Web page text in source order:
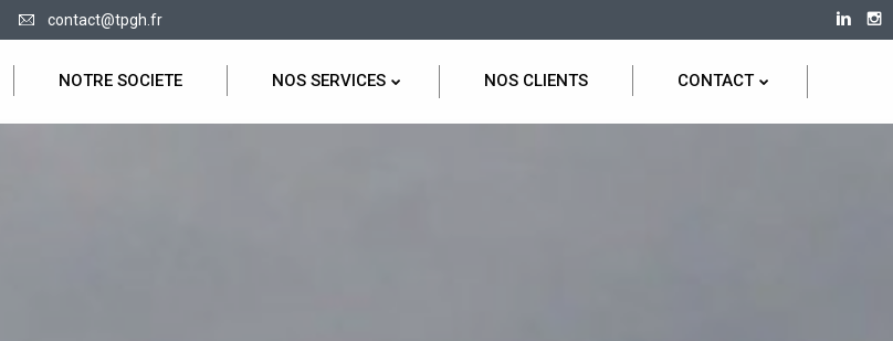
contact@tpgh.fr
NOTRE SOCIETE NOS SERVICES NOS CLIENTS CONTACT